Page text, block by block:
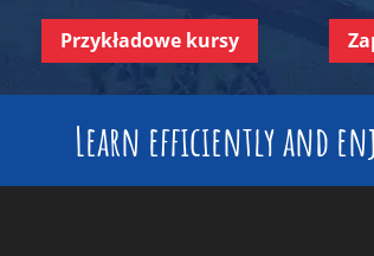
Przykładowe kursy
Learn efficiently and